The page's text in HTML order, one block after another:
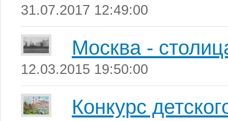
31.07.2017 12:49:00
Москва -
12.03.2015 19:50:00
Конкурс